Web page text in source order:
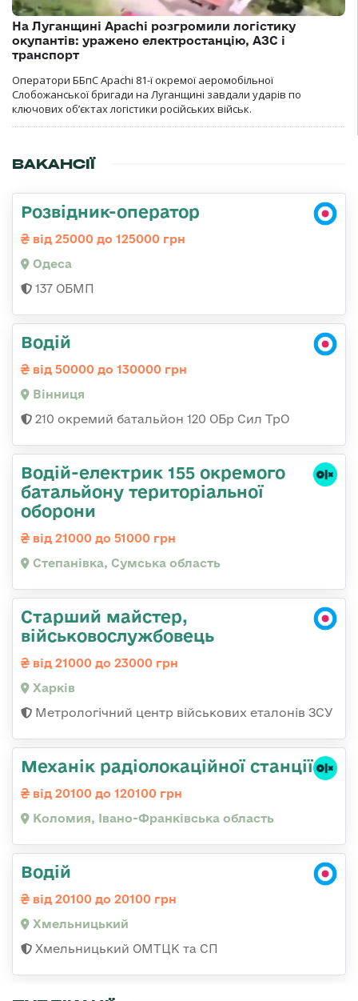
На Луганщині Apachi розгромили логістику
окупантів: уражено електростанцію, АЗС і
транспорт
Оператори ББпС Apachi 81-ї окремої аеромобільної
Слобожанської бригади на Луганщині завдали ударів по
ключових об’єктах логістики російських військ.
ВАКАНСІЇ
Розвідник-оператор
від 25000 до 125000 грн
Одеса
137 ОБМП
Водій
від 50000 до 130000 грн
Вінниця
210 окремий батальйон 120 ОБр Сил ТрО
Водій-електрик 155 окремого
батальйону територіальної
оборони
від 21000 до 51000 грн
Степанівка, Сумська область
Старший майстер,
військовослужбовець
від 21000 до 23000 грн
Харків
Метрологічний центр військових еталонів ЗСУ
Механік радіолокаційної станції
від 20100 до 120100 грн
Коломия, Івано-Франківська область
Водій
від 20100 до 20100 грн
Хмельницький
Хмельницький ОМТЦК та СП